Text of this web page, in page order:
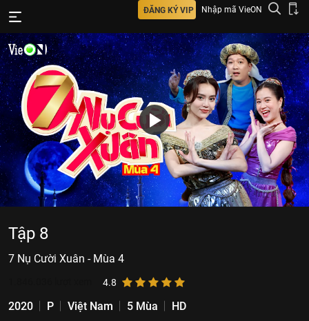
ĐĂNG KÝ VIP Nhập mã VieON
Tập 8
7 Nụ Cười Xuân - Mùa 4
4.8
2020 P Việt Nam 5 Mùa
HD